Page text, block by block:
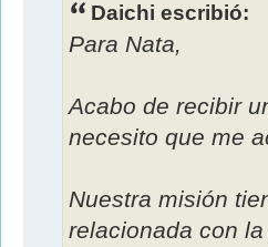
Daichi escribió:
Para Nata,
Acabo de recibir
necesito que me
Nuestra misión
relacionada con